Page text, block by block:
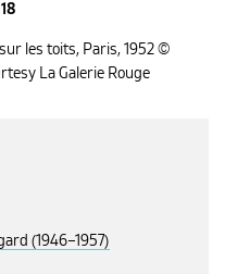
18
les toits, Paris, 1952 ©
La Galerie Rouge
(1946–1957)